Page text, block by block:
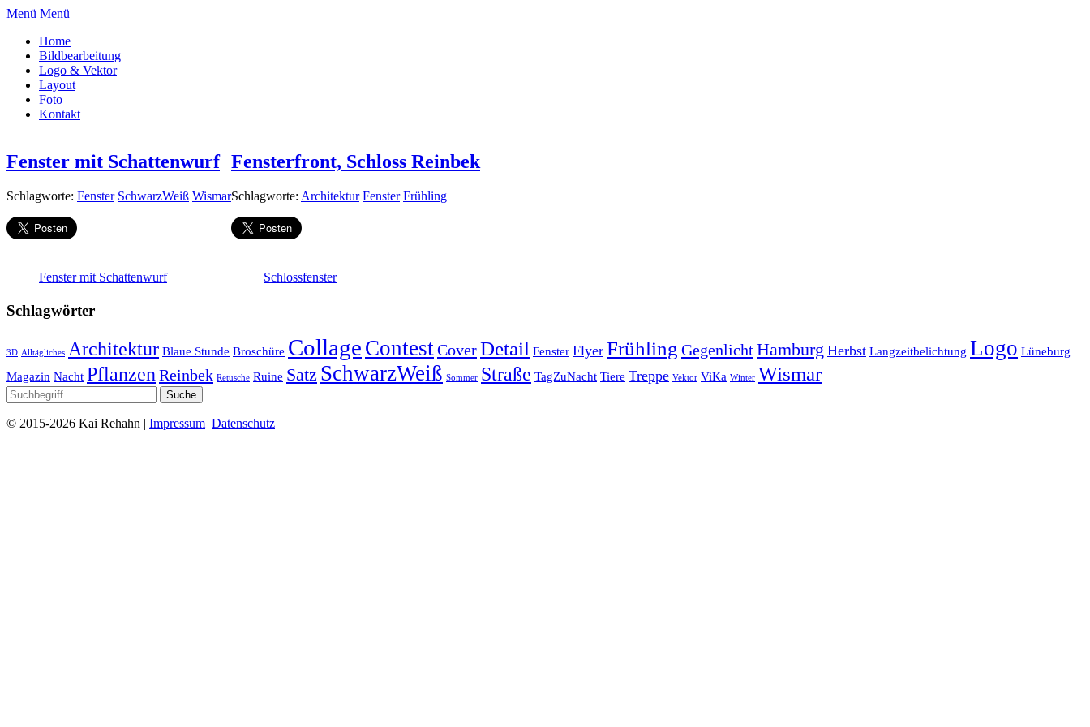
Menü Menü
Home
Bildbearbeitung
Logo & Vektor
Layout
Foto
Kontakt
Fenster mit Schattenwurf
Schlagworte: Fenster SchwarzWeiß Wismar
Fenster mit Schattenwurf
Fensterfront, Schloss Reinbek
Schlagworte: Architektur Fenster Frühling
Schlossfenster
Schlagwörter
3D Alltägliches Architektur Blaue Stunde Broschüre Collage ContestCoverDetail Fenster Flyer Frühling GegenlichtHamburg Herbst Langzeitbelichtung Logo Lüneburg
Magazin Nacht PflanzenReinbek Retusche Ruine Satz SchwarzWeiß Sommer Straße TagZuNacht Tiere Treppe Vektor ViKa Winter Wismar
© 2015-2026 Kai Rehahn | Impressum Datenschutz